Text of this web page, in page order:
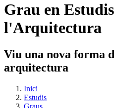
Grau en
l'Arquitectura
Viu una nova forma
arquitectura
Inici
Estudis
Graus